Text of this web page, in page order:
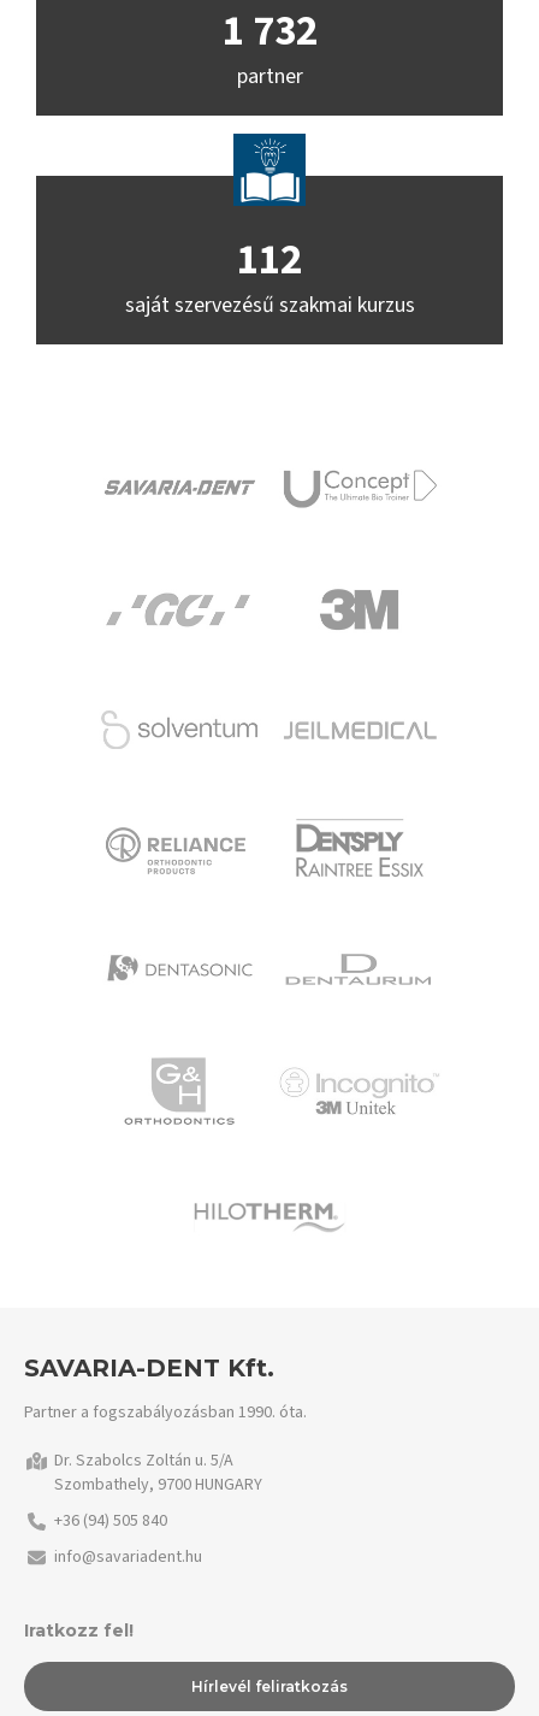
1 736
partner
113
saját szervezésű szakmai kurzus
SAVARIA-DENT Kft.
Partner a fogszabályozásban 1990. óta.
Dr. Szabolcs Zoltán u. 5/A
Szombathely, 9700 HUNGARY
+36 (94) 505 840
info@savariadent.hu
Iratkozz fel!
Hírlevél feliratkozás